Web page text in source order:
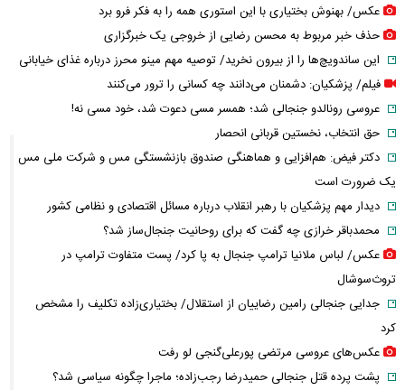
عکس/ بهنوش بختیاری با این استوری همه را به فکر فرو برد
حذف خبر مربوط به محسن رضایی از خروجی یک خبرگزاری
این ساندویچ‌ها را از بیرون نخرید/ توصیه مهم مینو محرز درباره غذای خیابانی
فیلم/ پزشکیان: دشمنان می‌دانند چه کسانی را ترور می‌کنند
عروسی رونالدو جنجالی شد؛ همسر مسی دعوت شد، خود مسی نه!
حق انتخاب، نخستین قربانی انحصار
دکتر فیض: هم‌افزایی و هماهنگی صندوق بازنشستگی مس و شرکت ملی مس
یک ضرورت است
دیدار مهم پزشکیان با رهبر انقلاب درباره مسائل اقتصادی و نظامی کشور
محمدباقر خرازی چه گفت که برای روحانیت جنجال‌ساز شد؟
عکس/ لباس ملانیا ترامپ جنجال به پا کرد/ پست متفاوت ترامپ در
تروث‌سوشال
جدایی جنجالی رامین رضاییان از استقلال/ بختیاری‌زاده تکلیف را مشخص
کرد
عکس‌های عروسی مرتضی پورعلی‌گنجی لو رفت
پشت پرده قتل جنجالی حمیدرضا رجب‌زاده؛ ماجرا چگونه سیاسی شد؟